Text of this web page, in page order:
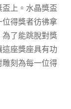
上。水晶獎盃
得獎者彷彿拿
了能跳脫對獎
座獎座具有功
刻為每一位得